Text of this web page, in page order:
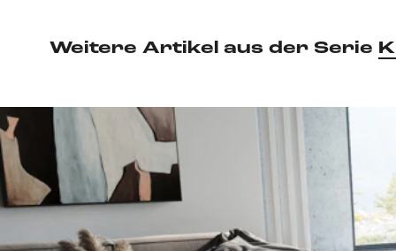
Weitere Artikel aus der Serie